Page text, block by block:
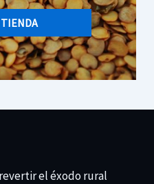
el éxodo rural